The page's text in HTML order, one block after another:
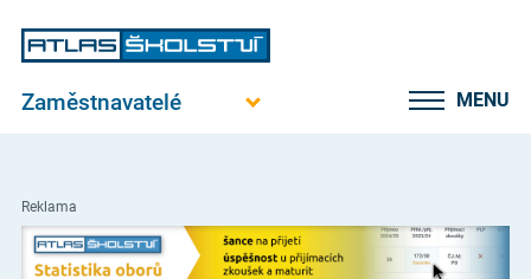
Zaměstnavatelé MENU
Reklama